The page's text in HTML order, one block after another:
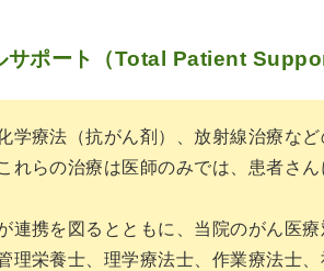
サポート（Total Patient
療法（抗がん剤）、放射線治療な
れらの治療は医師のみでは、患者さ
携を図るとともに、当院のがん医
理栄養士、理学療法士、作業療法士